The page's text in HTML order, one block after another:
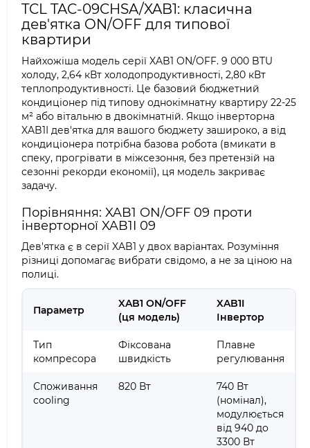
TCL TAC-09CHSA/XAB1: класична
дев'ятка ON/OFF для типової
квартири
Найхожіша модель серії XAB1 ON/OFF. 9 000 BTU
холоду, 2,64 кВт холодопродуктивності, 2,80 кВт
теплопродуктивності. Це базовий бюджетний
кондиціонер під типову однокімнатну квартиру 22-25
м² або вітальню в двокімнатній. Якщо інверторна
XAB1I дев'ятка для вашого бюджету зашироко, а від
кондиціонера потрібна базова робота (вмикати в
спеку, прогрівати в міжсезоння, без претензій на
сезонні рекорди економії), ця модель закриває
задачу.
Порівняння: XAB1 ON/OFF 09 проти
інверторної XAB1I 09
Дев'ятка є в серії XAB1 у двох варіантах. Розуміння
різниці допомагає вибрати свідомо, а не за ціною на
полиці.
Параметр
XAB1 ON/OFF
(ця модель)
XAB1I
Інвертор
Тип
компресора
Фіксована
швидкість
Плавне
регулювання
Споживання
cooling
820 Вт
740 Вт
(номінал),
модулюється
від 940 до
3300 Вт